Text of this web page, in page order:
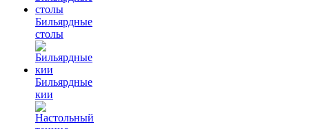
Бильярдные
столы
Бильярдные
кии